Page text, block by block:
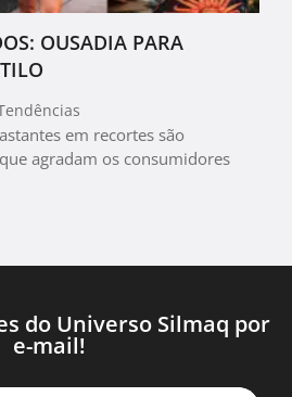
OUSADIA PARA
em recortes são
agradam os consumidores
do Universo Silmaq por
e-mail!